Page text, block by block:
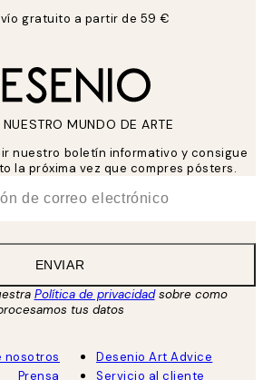
gratuito a partir de 59 €
MUNDO DE ARTE
nuestro boletín informativo y consigue
la próxima vez que compres pósters.
ENVIAR
Política de privacidadsobre como
tus datos
nosotros
Prensa
Desenio Art Advice
Servicio al cliente